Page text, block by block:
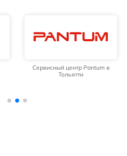
Сервисный центр Pantum в
Тольятти